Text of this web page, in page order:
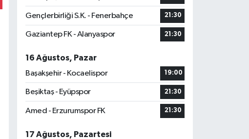
Gençlerbirliği S.K. - Fenerbahçe 21:30
Gaziantep FK - Alanyaspor 21:30
16 Ağustos, Pazar
Başakşehir - Kocaelispor
19:00
Beşiktaş - Eyüpspor 21:30
Amed - Erzurumspor FK 21:30
17 Ağustos, Pazartesi